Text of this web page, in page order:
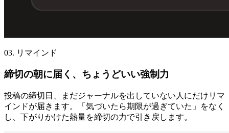
03. リマインド
締切の朝に届く、ちょうどいい強制力
投稿の締切日、まだジャーナルを出していない人にだけリマ
インドが届きます。「気づいたら期限が過ぎていた」をなく
し、下がりかけた熱量を締切の力で引き戻します。